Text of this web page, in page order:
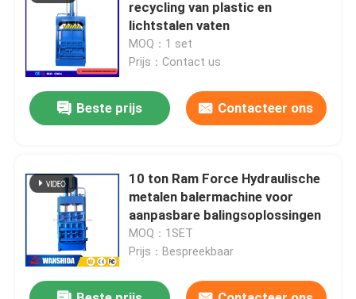
recycling van plastic en
lichtstalen vaten
MOQ：1 set
Prijs：Contact us
Beste prijs Contacteer ons
10 ton Ram Force Hydraulische
metalen balermachine voor
aanpasbare balingsoplossingen
MOQ：1SET
Prijs：Bespreekbaar